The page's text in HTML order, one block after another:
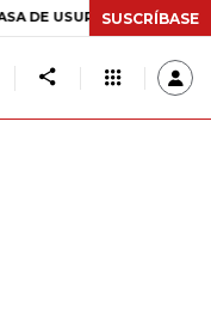
CRÉDITO CONSUMO
SUSCRÍBASE